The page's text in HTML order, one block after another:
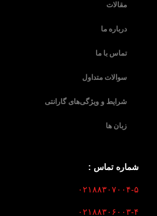
مقالات
درباره ما
تماس با ما
سوالات متداول
شرایط و ویژگی‌های گارانتی
زبان ها
شماره تماس :
۰۲۱۸۸۳۰۷۰۰۴-۵
۰۲۱۸۸۳۰۶۰۰۳-۴